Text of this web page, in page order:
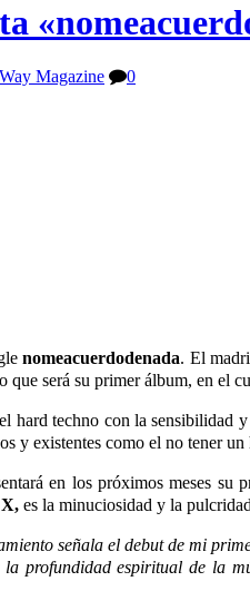
Magazine 0
nomeacuerdodenada. El
que será su primer álbum, en el
hard techno con la sensibilidad
y existentes como el no tener
en los próximos meses su
es la minuciosidad y la
señala el debut de mi
profundidad espiritual de la